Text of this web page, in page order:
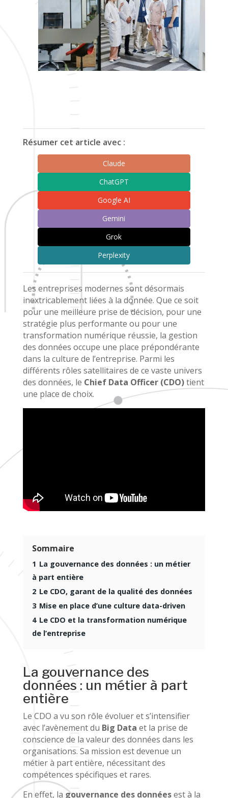
Résumer cet article avec :
Claude
ChatGPT
Google AI
Gemini
Grok
Perplexity
Les entreprises modernes sont désormais
inextricablement liées à la donnée. Que ce soit
pour une meilleure prise de décision, pour une
stratégie plus performante ou pour une
transformation numérique réussie, la gestion
des données occupe une place prépondérante
dans la culture de l’entreprise. Parmi les
différents rôles satellitaires de ce vaste univers
des données, le Chief Data Officer (CDO)tient
une place de choix.
Sommaire
1 La gouvernance des données : un métier
à part entière
2 Le CDO, garant de la qualité des données
3 Mise en place d’une culture data-driven
4 Le CDO et la transformation numérique
de l’entreprise
La gouvernance des
données : un métier à part
entière
Le CDO a vu son rôle évoluer et s’intensifier
avec l’avènement du Big Data et la prise de
conscience de la valeur des données dans les
organisations. Sa mission est devenue un
métier à part entière, nécessitant des
compétences spécifiques et rares.
En effet, la gouvernance des donnéesest à la